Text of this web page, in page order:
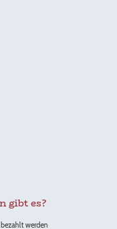
gibt es?
werden